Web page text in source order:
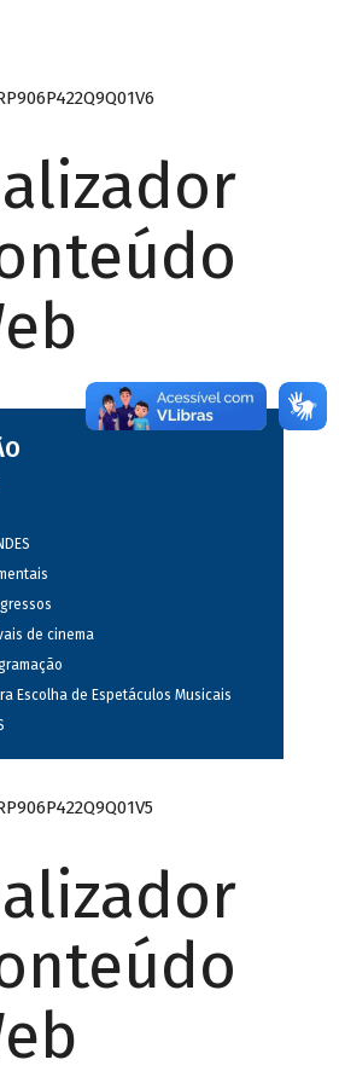
de cinema
Escolha de Espetáculos Musicais